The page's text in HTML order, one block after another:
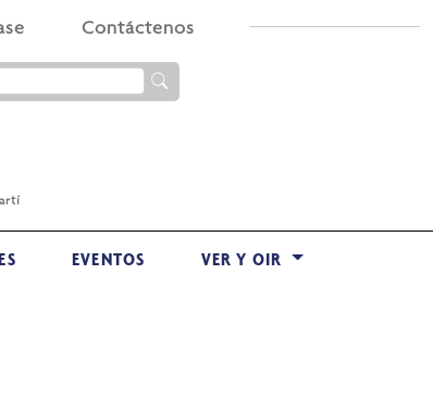
Contáctenos
EVENTOS VER Y OIR